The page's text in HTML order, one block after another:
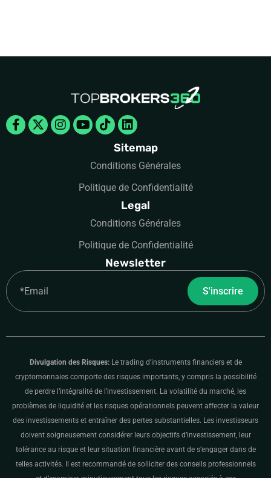
Facebook-
f
X-
twitter
Instagram
Youtube
TiktokLinkedin
Sitemap
Conditions Générales
Politique de Confidentialité
Legal
Conditions Générales
Politique de Confidentialité
Newsletter
S'inscrire
Divulgation des Risques:Le trading d’instruments financiers et de
cryptomonnaies comporte des risques importants, y compris la possibilité
de perdre l’intégralité de l’investissement. La volatilité du marché, les
problèmes de liquidité et les risques opérationnels peuvent affecter la valeur
des investissements et entraîner des pertes substantielles. Les investisseurs
doivent soigneusement considérer leurs objectifs d’investissement, leur
tolérance au risque et leur situation financière avant de s’engager dans de
telles activités. Il est recommandé de solliciter des conseils professionnels